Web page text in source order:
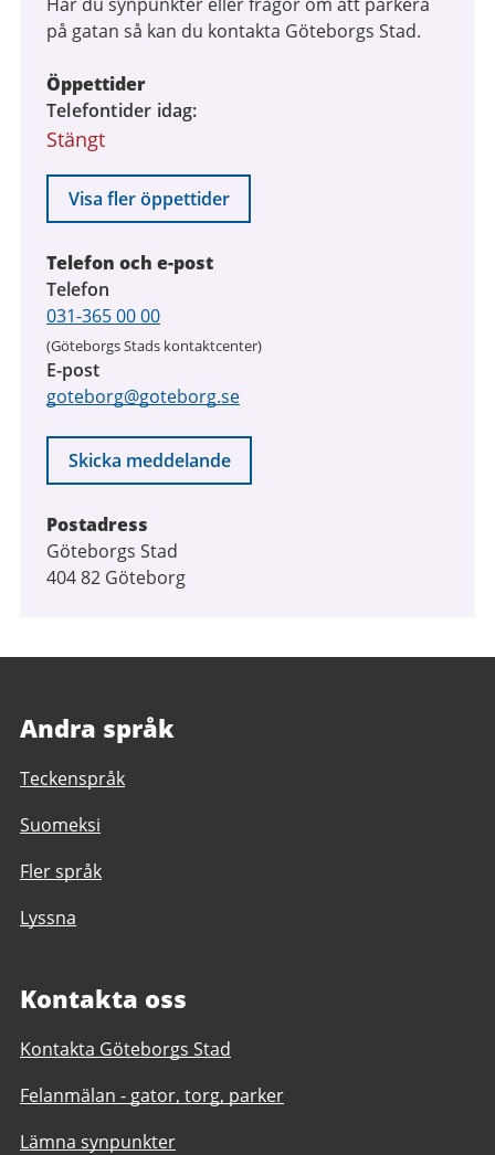
på gatan så kan du kontakta Göteborgs Stad.
Öppettider
Telefontider idag
Stängt
Visa fler öppettider
Telefon och e-post
Telefon
031-365 00 00
(Göteborgs Stads kontaktcenter)
E-post
goteborg@goteborg.se
Skicka meddelande
Postadress
Göteborgs Stad
404 82 Göteborg
Andra språk
Teckenspråk
Suomeksi
Fler språk
Lyssna
Kontakta oss
Kontakta Göteborgs Stad
Felanmälan - gator, torg, parker
Lämna synpunkter